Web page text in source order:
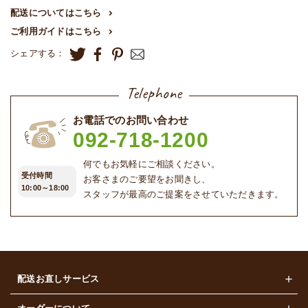
配送についてはこちら
ご利用ガイドはこちら
シェアする：
Telephone
お電話でのお問い合わせ
092-718-1200
受付時間
10:00～18:00
何でもお気軽にご相談ください。
お客さまのご要望をお聞きし、
スタッフが最高のご提案をさせていただきます。
配送お直しサービス